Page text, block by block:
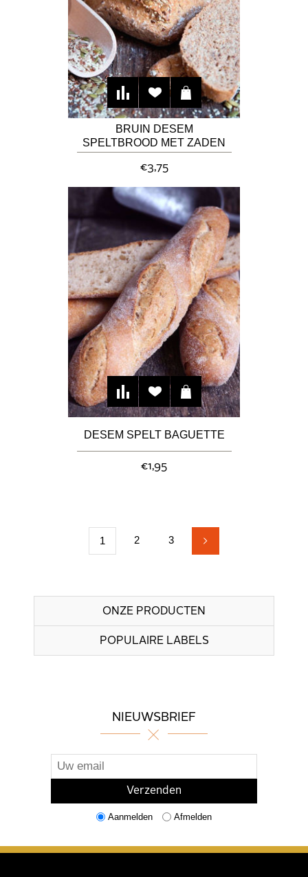
BRUIN DESEM
SPELTBROOD MET ZADEN
€3,75
DESEM SPELT BAGUETTE
€1,95
1 2 3
ONZE PRODUCTEN
POPULAIRE LABELS
NIEUWSBRIEF
Aanmelden Afmelden